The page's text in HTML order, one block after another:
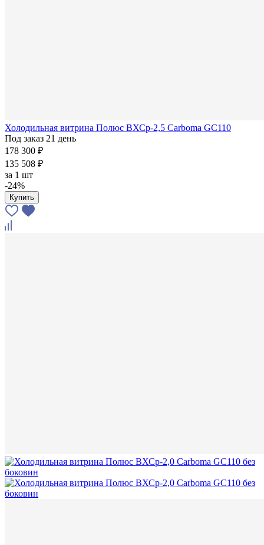
Холодильная витрина Полюс ВХСр-2,5 Carboma GC110
Под заказ 21 день
178 300 ₽
135 508 ₽
за 1 шт
-24%
Купить